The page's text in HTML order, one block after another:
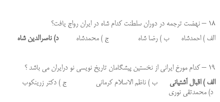
18 – نهضت ترجمه در دوران سلطنت کدام شاه در ایران رواج یافت؟
الف ) احمدشاه ب ) رضا شاه ج ) محمدشاه د) ناصرالدین شاه
19 – کدام مورخ ایرانی از نخستین پیشگامان تاریخ نویسی نو درایران می باشد ؟
الف ) اقبال آشتیانی ب ) ناظم الاسلام کرمانی ج ) دکتر زرین­کوب
د) محمدتقی نوری